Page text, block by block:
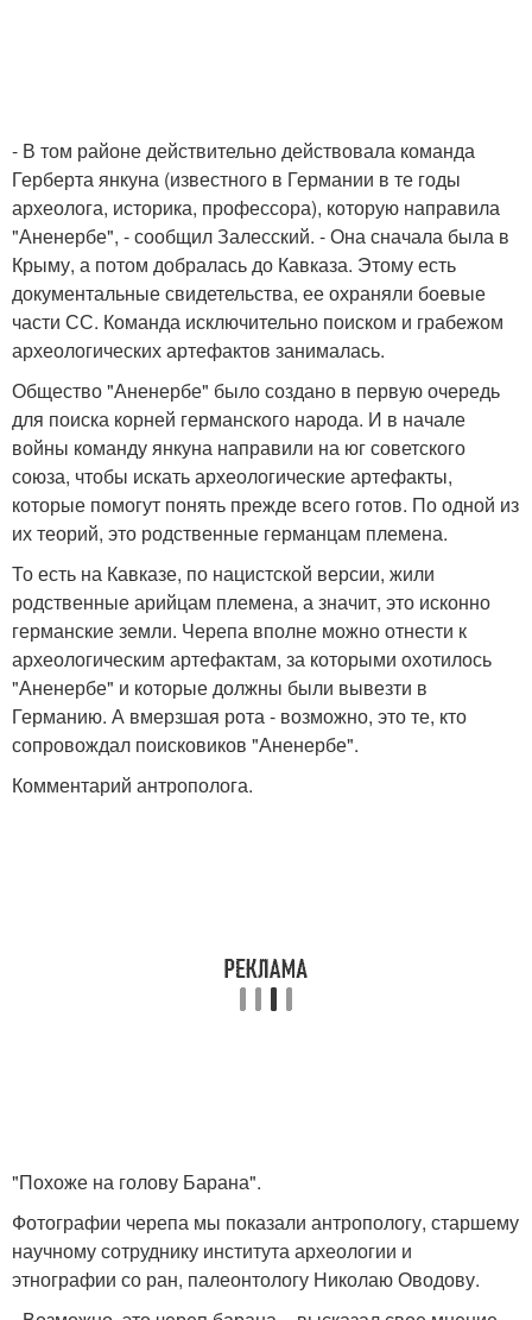
- В том районе действительно действовала команда
Герберта янкуна (известного в Германии в те годы
археолога, историка, профессора), которую направила
"Аненербе", - сообщил Залесский. - Она сначала была в
Крыму, а потом добралась до Кавказа. Этому есть
документальные свидетельства, ее охраняли боевые
части СС. Команда исключительно поиском и грабежом
археологических артефактов занималась.
Общество "Аненербе" было создано в первую очередь
для поиска корней германского народа. И в начале
войны команду янкуна направили на юг советского
союза, чтобы искать археологические артефакты,
которые помогут понять прежде всего готов. По одной из
их теорий, это родственные германцам племена.
То есть на Кавказе, по нацистской версии, жили
родственные арийцам племена, а значит, это исконно
германские земли. Черепа вполне можно отнести к
археологическим артефактам, за которыми охотилось
"Аненербе" и которые должны были вывезти в
Германию. А вмерзшая рота - возможно, это те, кто
сопровождал поисковиков "Аненербе".
Комментарий антрополога.
"Похоже на голову Барана".
Фотографии черепа мы показали антропологу, старшему
научному сотруднику института археологии и
этнографии со ран, палеонтологу Николаю Оводову.